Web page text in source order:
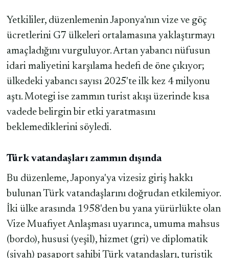
Yetkililer, düzenlemenin Japonya'nın vize ve göç
ücretlerini G7 ülkeleri ortalamasına yaklaştırmayı
amaçladığını vurguluyor. Artan yabancı nüfusun
idari maliyetini karşılama hedefi de öne çıkıyor;
ülkedeki yabancı sayısı 2025'te ilk kez 4 milyonu
aştı. Motegi ise zammın turist akışı üzerinde kısa
vadede belirgin bir etki yaratmasını
beklemediklerini söyledi.
Türk vatandaşları zammın dışında
Bu düzenleme, Japonya'ya vizesiz giriş hakkı
bulunan Türk vatandaşlarını doğrudan etkilemiyor.
İki ülke arasında 1958'den bu yana yürürlükte olan
Vize Muafiyet Anlaşması uyarınca, umuma mahsus
(bordo), hususi (yeşil), hizmet (gri) ve diplomatik
(siyah) pasaport sahibi Türk vatandaşları, turistik